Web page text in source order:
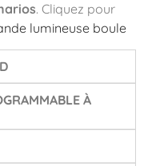
. Cliquez pour
lumineuse boule
À